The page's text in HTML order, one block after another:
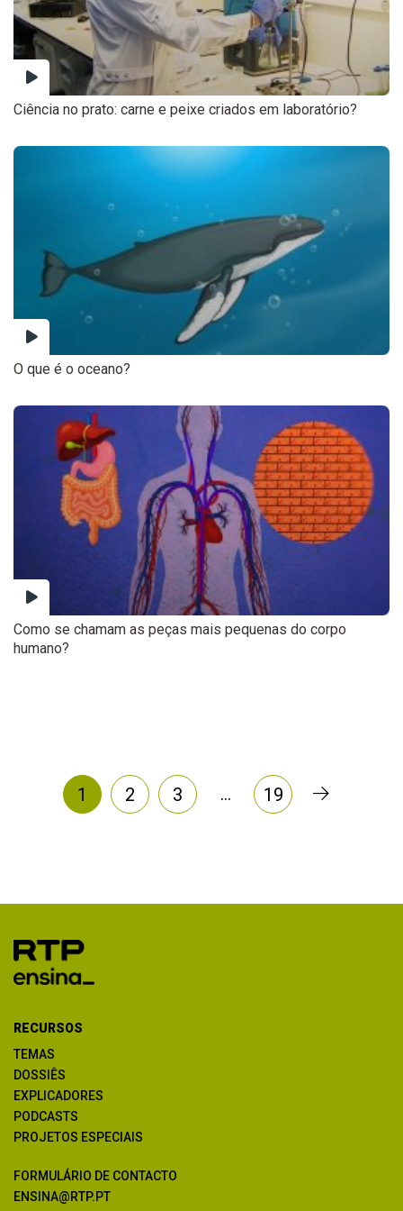
Ciência no prato: carne e peixe criados em laboratório?
O que é o oceano?
Como se chamam as peças mais pequenas do corpo
humano?
1 2 3 … 19
RECURSOS
TEMAS
DOSSIÊS
EXPLICADORES
PODCASTS
PROJETOS ESPECIAIS
FORMULÁRIO DE CONTACTO
ENSINA@RTP.PT